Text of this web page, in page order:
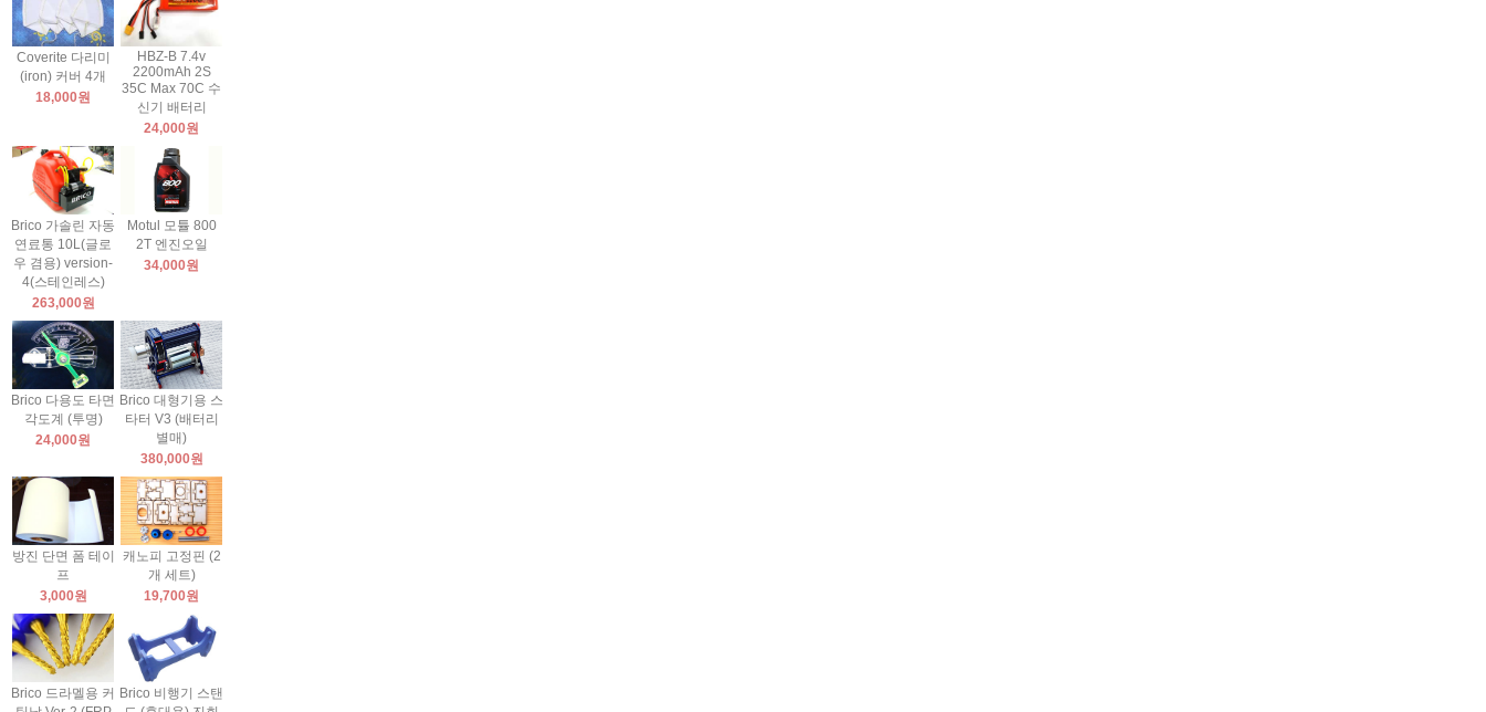
Coverite 다리미
(iron) 커버 4개
18,000원
HBZ-B 7.4v
2200mAh 2S
35C Max 70C 수
신기 배터리
24,000원
Brico 가솔린 자동
연료통 10L(글로
우 겸용) version-
4(스테인레스)
263,000원
Motul 모튤 800
2T 엔진오일
34,000원
Brico 다용도 타면
각도계 (투명)
24,000원
Brico 대형기용 스
타터 V3 (배터리
별매)
380,000원
방진 단면 폼 테이
프
3,000원
캐노피 고정핀 (2
개 세트)
19,700원
Brico 드라멜용 커
Brico 비행기 스탠